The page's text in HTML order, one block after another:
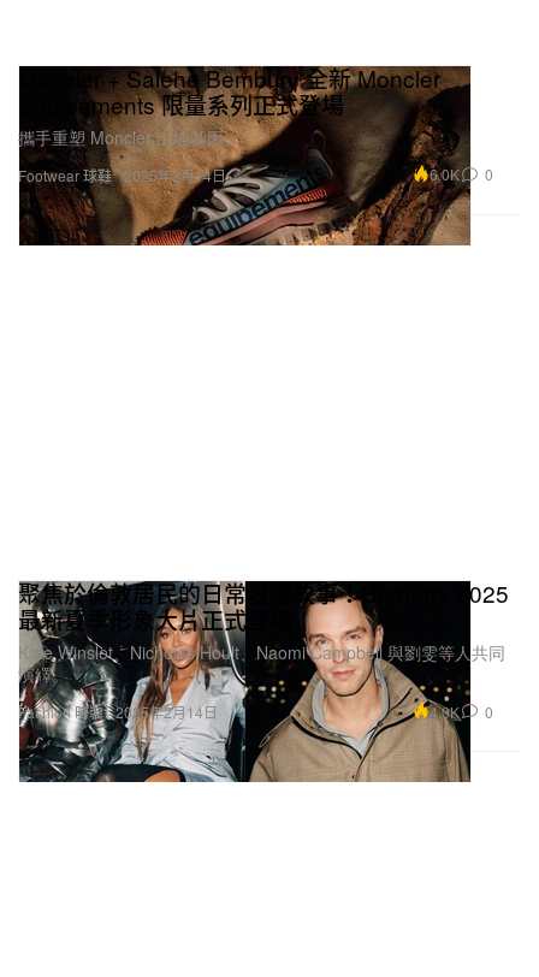
Footwear 球鞋
Moncler + Salehe Bembury 全新 Moncler
Ēquipements 限量系列正式登場
攜手重塑 Moncler 山地基因。
2025年2月14日 6.0K 0
Fashion 時裝
聚焦於倫敦居民的日常浪漫故事！Burberry 2025
最新夏季形象大片正式登場
Kate Winslet、Nicholas Hoult、Naomi Campbell 與劉雯等人共同
演繹。
2025年2月14日 4.0K 0